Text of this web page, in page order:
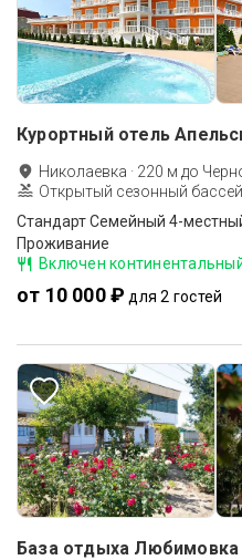
Курортный отель
Николаевка · 220 м до
Открытый сезонный
Стандарт Семейный 4-
Проживание
Включен
от 10 000 ₽ для 2 гостей
База отдыха Любимовка